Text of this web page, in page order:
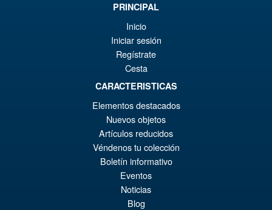
PRINCIPAL
Inicio
Iniciar sesión
Regístrate
Cesta
CARACTERISTICAS
Elementos destacados
Nuevos objetos
Artículos reducidos
Véndenos tu colección
Boletín informativo
Eventos
Noticias
Blog